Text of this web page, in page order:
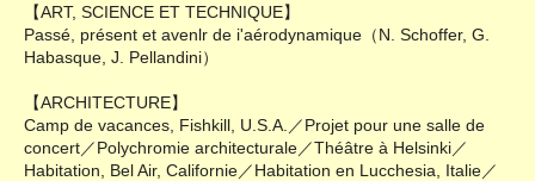
【ART, SCIENCE ET TECHNIQUE】
Passé, présent et avenlr de i'aérodynamique（N. Schoffer, G.
Habasque, J. Pellandini）
【ARCHITECTURE】
Camp de vacances, Fishkill, U.S.A.／Projet pour une salle de
concert／Polychromie architecturale／Théâtre à Helsinki／
Habitation, Bel Air, Californie／Habitation en Lucchesia, Italie／